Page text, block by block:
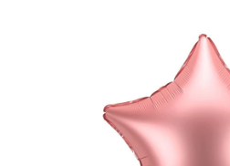
PODKŁADY /PRZEKŁADKI/